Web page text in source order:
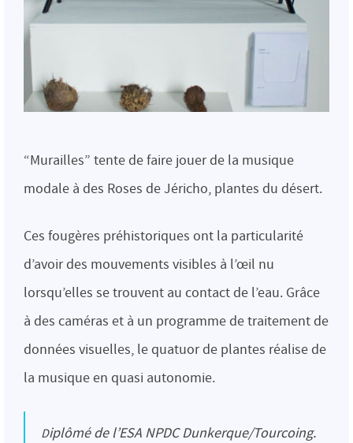
“Murailles” tente de faire jouer de la musique
modale à des Roses de Jéricho, plantes du désert.
Ces fougères préhistoriques ont la particularité
d’avoir des mouvements visibles à l’œil nu
lorsqu’elles se trouvent au contact de l’eau. Grâce
à des caméras et à un programme de traitement de
données visuelles, le quatuor de plantes réalise de
la musique en quasi autonomie.
Diplômé de l’ESA NPDC Dunkerque/Tourcoing.